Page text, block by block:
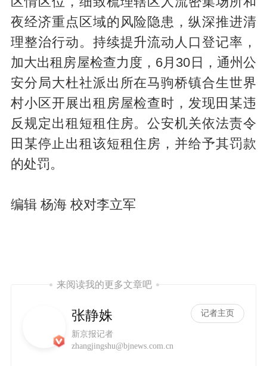
夜经济重点区域的风险隐患，纵深推进清
理整治行动。持续提升流动人口登记率，
加大出租房屋检查力度，6月30日，通州公
安分局大杜社派出所在马驹桥镇合生世界
村小区开展出租房屋检查时，发现田某违
反规定出租短租住房。公安机关依法责令
田某停止出租该短租住房，并给予其罚款
的处罚。
编辑 杨海 校对李立军
来阅读我的更多文章吧
张静姝
新京报记者
记者主页
zhangjingshu@bjnews.com.cn